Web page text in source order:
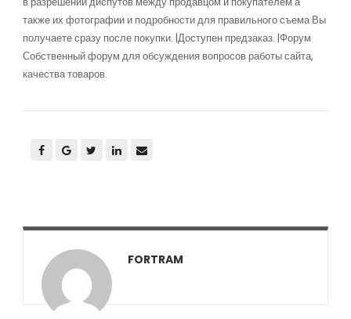
также их фотографии и подробности для правильного съема Вы
получаете сразу после покупки. |Доступен предзаказ. |Форум
Собственный форум для обсуждения вопросов работы сайта,
качества товаров.
FORTRAM